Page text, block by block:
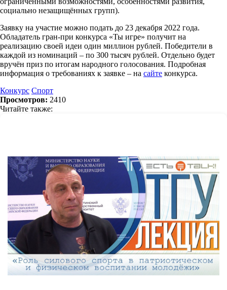
социально незащищённых групп).
Заявку на участие можно подать до 23 декабря 2022 года.
Обладатель гран-при конкурса «Ты игре» получит на
реализацию своей идеи один миллион рублей. Победители в
каждой из номинаций – по 300 тысяч рублей. Отдельно будет
вручён приз по итогам народного голосования. Подробная
информация о требованиях к заявке – на сайте конкурса.
Конкурс Спорт
Просмотров: 2410
Читайте также: